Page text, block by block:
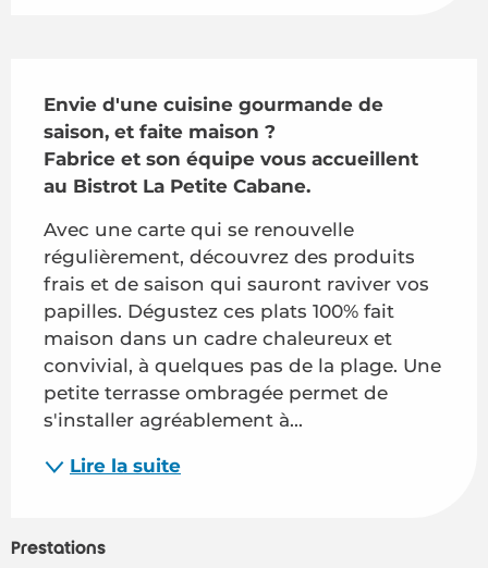
Envie d'une cuisine gourmande de
saison, et faite maison ?
Fabrice et son équipe vous accueillent
au Bistrot La Petite Cabane.
Avec une carte qui se renouvelle
régulièrement, découvrez des produits
frais et de saison qui sauront raviver vos
papilles. Dégustez ces plats 100% fait
maison dans un cadre chaleureux et
convivial, à quelques pas de la plage. Une
petite terrasse ombragée permet de
s'installer agréablement à...
Lire la suite
Prestations